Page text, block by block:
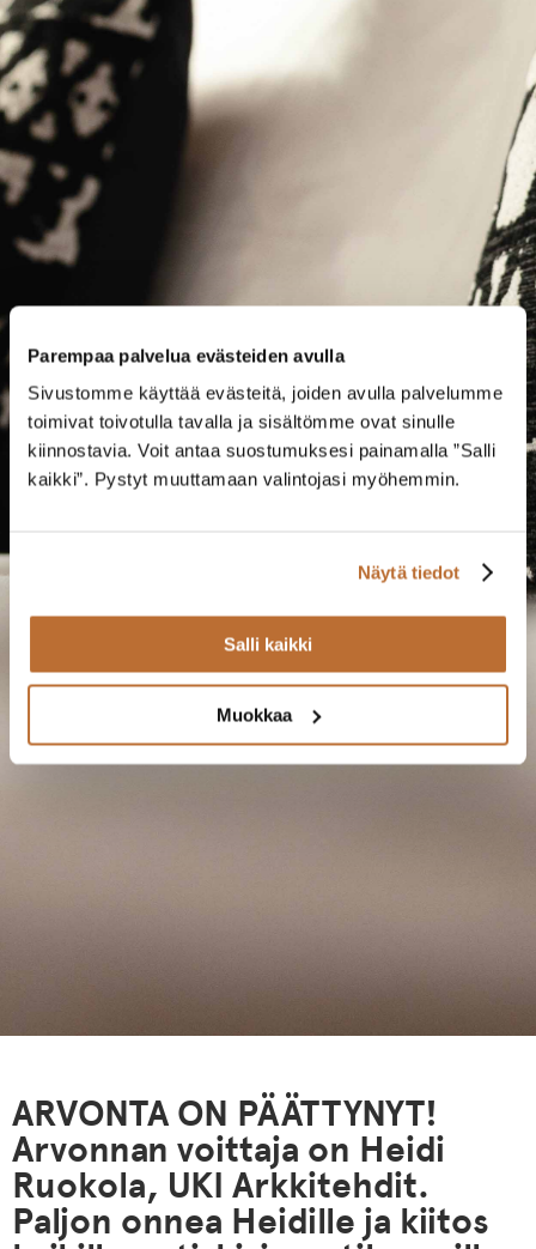
Parempaa palvelua evästeiden avulla
Sivustomme käyttää evästeitä, joiden avulla palvelumme
toimivat toivotulla tavalla ja sisältömme ovat sinulle
kiinnostavia. Voit antaa suostumuksesi painamalla ”Salli
kaikki”. Pystyt muuttamaan valintojasi myöhemmin.
Näytä tiedot
Salli kaikki
Muokkaa
ARVONTA ON PÄÄTTYNYT!
Arvonnan voittaja on Heidi
Ruokola, UKI Arkkitehdit.
Paljon onnea Heidille ja kiitos